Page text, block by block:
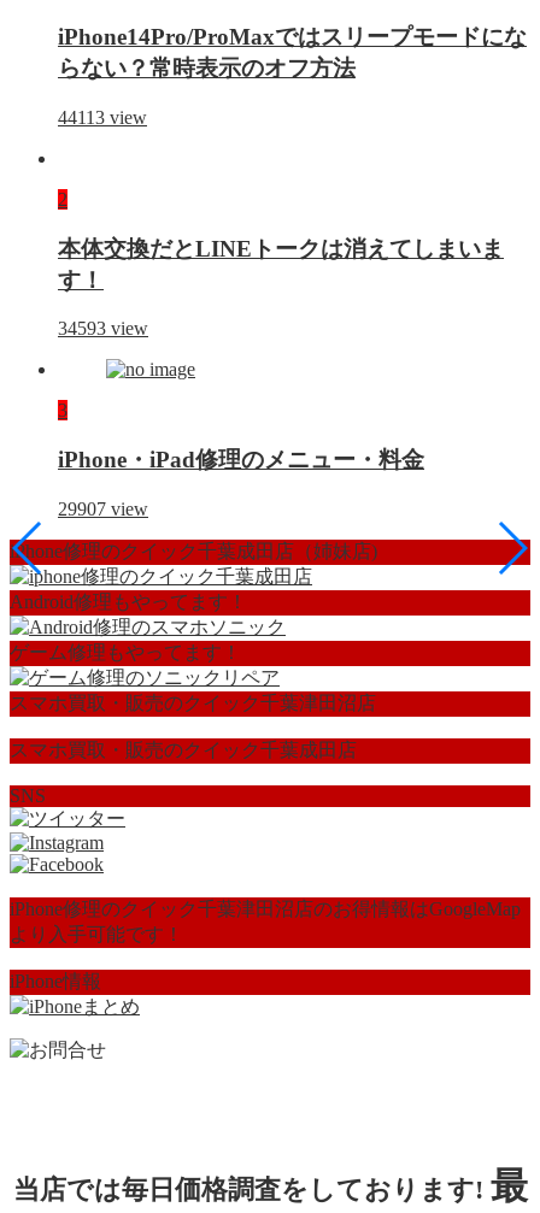
iPhone14Pro/ProMaxではスリープモードにな
らない？常時表示のオフ方法
44113 view
2
本体交換だとLINEトークは消えてしまいま
す！
34593 view
3
iPhone・iPad修理のメニュー・料金
29907 view
iPhone修理のクイック千葉成田店（姉妹店)
Android修理もやってます！
ゲーム修理もやってます！
スマホ買取・販売のクイック千葉津田沼店
スマホ買取・販売のクイック千葉成田店
SNS
iPhone修理のクイック千葉津田沼店のお得情報はGoogleMap
より入手可能です！
iPhone情報
当店では毎日価格調査をしております! 最